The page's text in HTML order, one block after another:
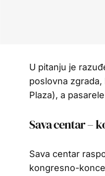
U pitanju je
poslovna
Plaza), a
Sava centar –
Sava centar
kongresno-